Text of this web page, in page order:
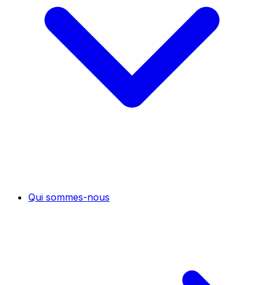
Qui sommes-nous